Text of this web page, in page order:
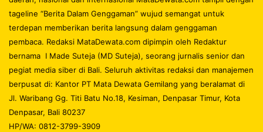
tageline “Berita Dalam Genggaman” wujud semangat untuk
terdepan memberikan berita langsung dalam genggaman
pembaca. Redaksi MataDewata.com dipimpin oleh Redaktur
bernama I Made Suteja (MD Suteja), seorang jurnalis senior dan
pegiat media siber di Bali. Seluruh aktivitas redaksi dan manajemen
berpusat di: Kantor PT Mata Dewata Gemilang yang beralamat di
Jl. Waribang Gg. Titi Batu No.18, Kesiman, Denpasar Timur, Kota
Denpasar, Bali 80237
HP/WA: 0812-3799-3909